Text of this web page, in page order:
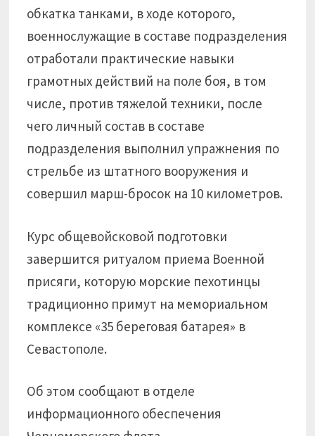
обкатка танками, в ходе которого,
военнослужащие в составе подразделения
отработали практические навыки
грамотных действий на поле боя, в том
числе, против тяжелой техники, после
чего личный состав в составе
подразделения выполнил упражнения по
стрельбе из штатного вооружения и
совершил марш-бросок на 10 километров.
Курс общевойсковой подготовки
завершится ритуалом приема Военной
присяги, которую морские пехотинцы
традиционно примут на мемориальном
комплексе «35 береговая батарея» в
Севастополе.
Об этом сообщают в отделе
информационного обеспечения